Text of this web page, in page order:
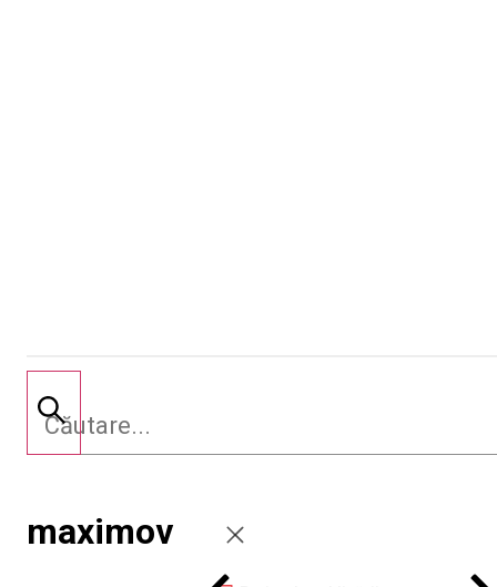
maximov